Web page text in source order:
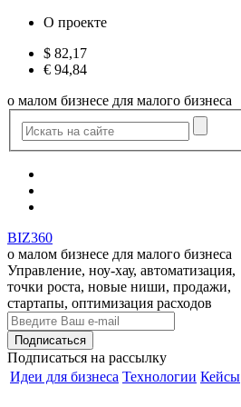
О проекте
$ 82,17
€ 94,84
о малом бизнесе для малого бизнеса
BIZ360
о малом бизнесе для малого бизнеса
Управление, ноу-хау, автоматизация,
точки роста, новые ниши, продажи,
стартапы, оптимизация расходов
Подписаться на рассылку
Идеи для бизнеса Технологии Кейсы